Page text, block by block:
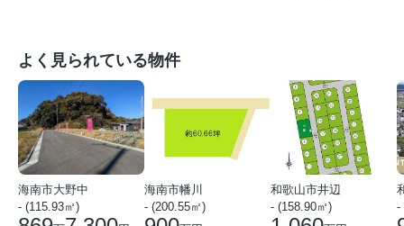
よく見られている物件
海南市大野中
- (115.93㎡)
海南市幡川
- (200.55㎡)
和歌山市井辺
- (158.90㎡)
-